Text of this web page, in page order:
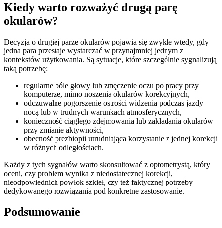
Kiedy warto rozważyć drugą parę
okularów?
Decyzja o drugiej parze okularów pojawia się zwykle wtedy, gdy
jedna para przestaje wystarczać w przynajmniej jednym z
kontekstów użytkowania. Są sytuacje, które szczególnie sygnalizują
taką potrzebę:
regularne bóle głowy lub zmęczenie oczu po pracy przy
komputerze, mimo noszenia okularów korekcyjnych,
odczuwalne pogorszenie ostrości widzenia podczas jazdy
nocą lub w trudnych warunkach atmosferycznych,
konieczność ciągłego zdejmowania lub zakładania okularów
przy zmianie aktywności,
obecność prezbiopii utrudniająca korzystanie z jednej korekcji
w różnych odległościach.
Każdy z tych sygnałów warto skonsultować z optometrystą, który
oceni, czy problem wynika z niedostatecznej korekcji,
nieodpowiednich powłok szkieł, czy też faktycznej potrzeby
dedykowanego rozwiązania pod konkretne zastosowanie.
Podsumowanie